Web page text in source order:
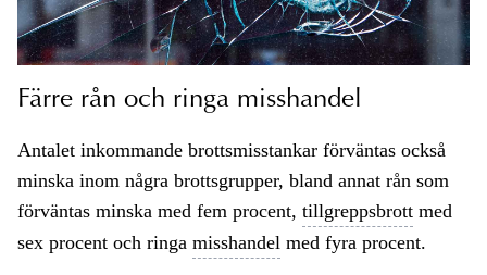
Färre rån och ringa misshandel
Antalet inkommande brottsmisstankar förväntas också
minska inom några brottsgrupper, bland annat rån som
förväntas minska med fem procent, tillgreppsbrott med
sex procent och ringa misshandel med fyra procent.